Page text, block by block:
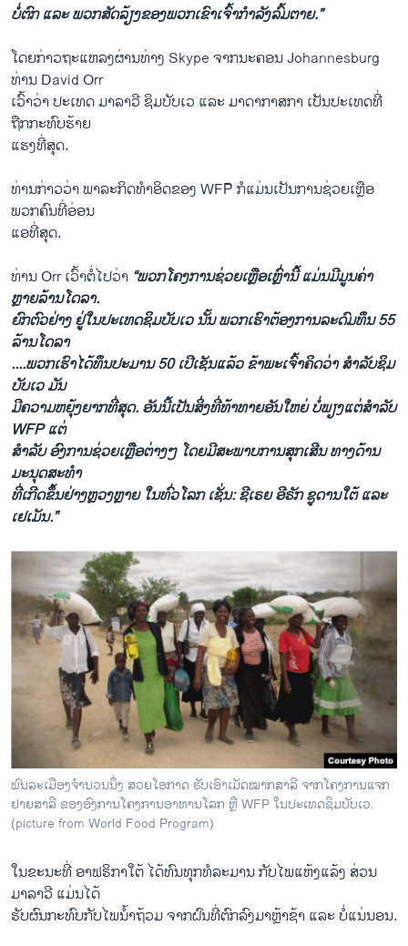
ບໍ່ຕົກ ແລະ ພວກສັດລ້ຽງຂອງພວກເຂົາເຈົ້າກຳລັງລົ້ມຕາຍ.”
ໂດຍກ່າວຖະແຫລງຜ່ານທ່າງ Skype ຈາກນະຄອນ Johannesburg
ທ່ານ David Orr
ເວົ້າວ່າ ປະເທດ ມາລາວີ ຊິມບັບເວ ແລະ ມາດາກາສກາ ເປັນປະເທດທີ່
ຖືກກະທົບຮ້າຍ
ແຮງທີ່ສຸດ.
ທ່ານກ່າວວ່າ ພາລະກິດທຳອິດຂອງ WFP ກໍແມ່ນເປັນການຊ່ວຍເຫຼືອ
ພວກຄົນທີ່ອ່ອນ
ແອທີ່ສຸດ.
ທ່ານ Orr ເວົ້າຕໍ່ໄປວ່າ “ພວກໂຄງການຊ່ວຍເຫຼືອເຫຼົ່ານີ້ ແມ່ນມີມູນຄ່າ
ຫຼາຍລ້ານໂດລາ.
ຍົກຕົວຢ່າງ ຢູ່ໃນປະເທດຊິມບັບເວ ນັ້ນ ພວກເຮົາຕ້ອງການລະດົມທຶນ 55
ລ້ານໂດລາ
....ພວກເຮົາໄດ້ທຶນປະມານ 50 ເປີເຊັນແລ້ວ ຂ້າພະເຈົ້າຄິດວ່າ ສຳລັບຊິມ
ບັບເວ ມັນ
ມີຄວາມຫຍຸ້ງຍາກທີ່ສຸດ. ອັນນີ້ເປັນສິ່ງທີ່ທ້າທາຍອັນໃຫຍ່ ບໍ່ພຽງແຕ່ສຳລັບ
WFP ແຕ່
ສຳລັບ ອົງການຊ່ວຍເຫຼືອຕ່າງໆ ໂດຍມີສະພາບການສຸກເສີນ ທາງດ້ານ
ມະນຸດສະທຳ
ທີ່ເກີດຂຶ້ນຢ່າງຫຼວງຫຼາຍ ໃນທົ່ວໂລກ ເຊັ່ນ: ຊີເຣຍ ອີຣັກ ຊູດານໃຕ້ ແລະ
ເຢເມັນ.”
ພົນລະເມືອງຈຳນວນນຶ່ງ ສວຍໂອກາດ ຮັບເອົາເມັດໝາກສາລີ ຈາກໂຄງການແຈກ
ຢາຍສາລີ ຂອງອົງການໂຄງການອາຫານໂລກ ຫຼື WFP ໃນປະເທດຊິມບັບເວ.
(picture from World Food Program)
ໃນຂະນະທີ່ ອາຟຣິກາໃຕ້ ໄດ້ທົນທຸກທໍລະມານ ກັບໄພແຫ້ງແລ້ງ ສ່ວນ
ມາລາວີ ແມ່ນໄດ້
ຮັບຜົນກະທົບກັບໄພນ້ຳຖ້ວມ ຈາກຝົນທີ່ຕົກລົງມາຫຼ້າຊ້າ ແລະ ບໍ່ແນ່ນອນ.